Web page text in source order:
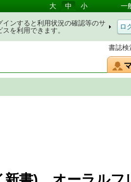
書誌検
大 中 小 一
インすると利用状況の確認等のサ
スを利用できます。